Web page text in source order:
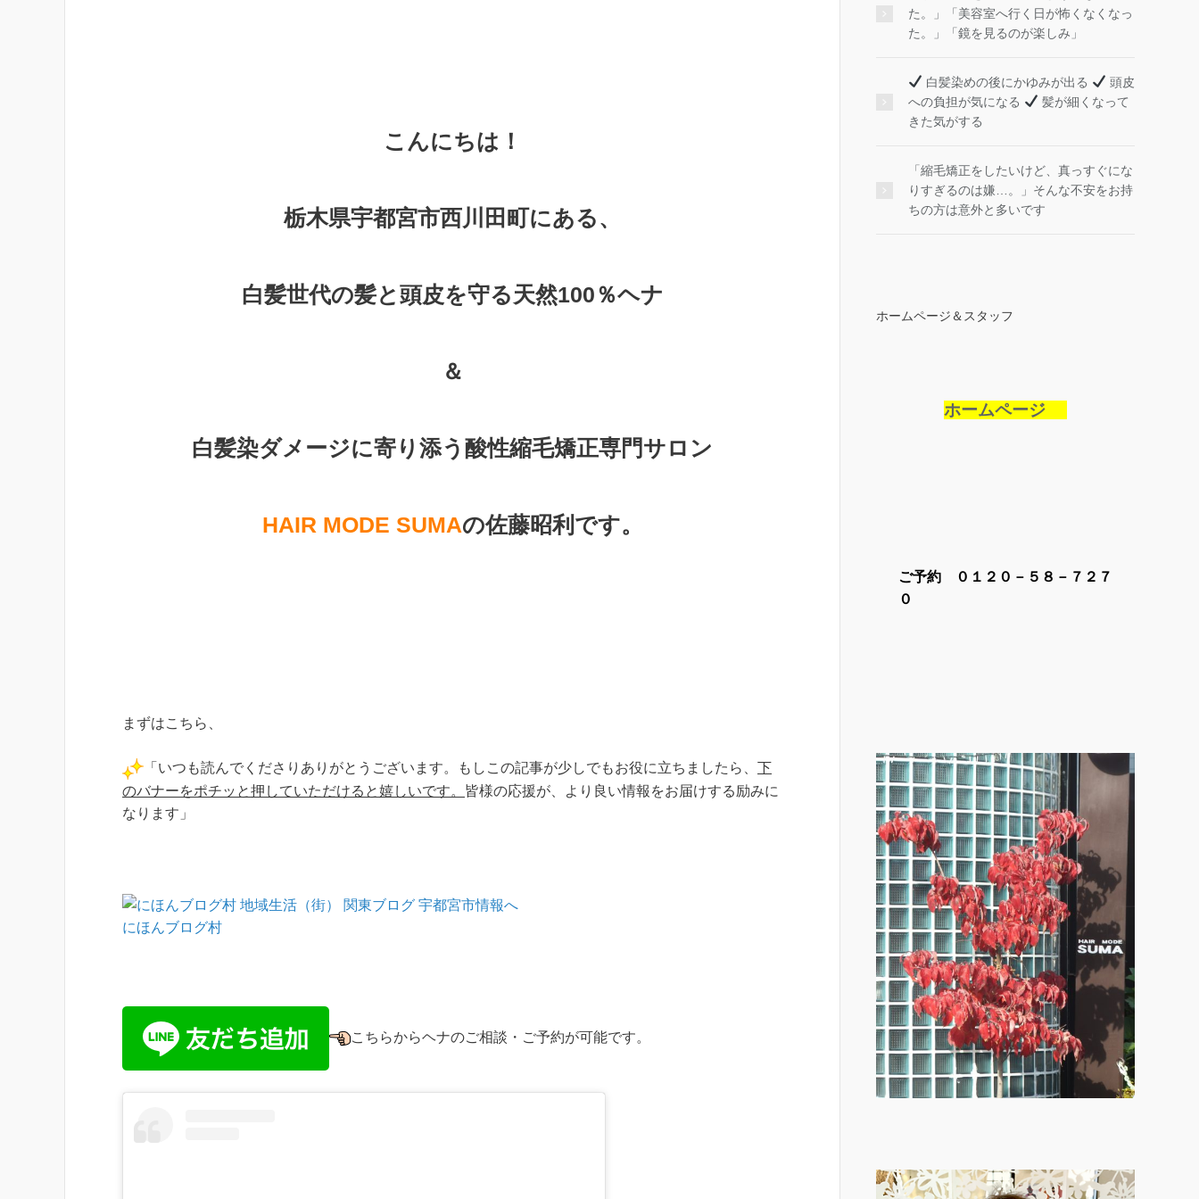
こんにちは！
栃木県宇都宮市西川田町にある、
白髪世代の髪と頭皮を守る天然100％ヘナ
＆
白髪染ダメージに寄り添う酸性縮毛矯正専門サロン
HAIR MODE SUMAの佐藤昭利です。
まずはこちら、
「いつも読んでくださりありがとうございます。もしこの記事が少しでもお役に立ちましたら、 下
のバナーをポチッと押していただけると嬉しいです。 皆様の応援が、より良い情報をお届けする励みに
なります」
にほんブログ村
こちらからヘナのご相談・ご予約が可能です。
た。」「美容室へ行く日が怖くなくなっ
た。」「鏡を見るのが楽しみ」
白髪染めの後にかゆみが出る
頭皮
への負担が気になる
髪が細くなって
きた気がする
「縮毛矯正をしたいけど、真っすぐにな
りすぎるのは嫌…。」そんな不安をお持
ちの方は意外と多いです
ホームページ＆スタッフ
ホームページ
ご予約 ０１２０－５８－７２７
０